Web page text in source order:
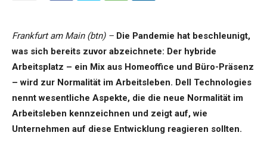
Frankfurt am Main (btn) – Die Pandemie hat beschleunigt,
was sich bereits zuvor abzeichnete: Der hybride
Arbeitsplatz – ein Mix aus Homeoffice und Büro-Präsenz
– wird zur Normalität im Arbeitsleben. Dell Technologies
nennt wesentliche Aspekte, die die neue Normalität im
Arbeitsleben kennzeichnen und zeigt auf, wie
Unternehmen auf diese Entwicklung reagieren sollten.